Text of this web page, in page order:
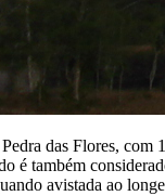
das Flores,
é também
avistada ao